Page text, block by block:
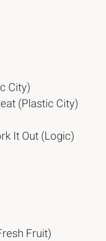
City)
(Plastic City)
It Out (Logic)
Fruit)